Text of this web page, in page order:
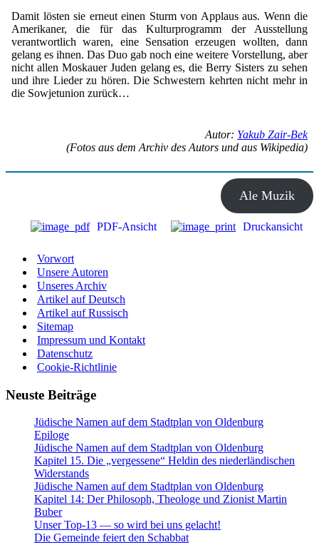
Damit lösten sie erneut einen Sturm von Applaus aus. Wenn die
Amerikaner, die für das Kulturprogramm der Ausstellung
verantwortlich waren, eine Sensation erzeugen wollten, dann
gelang es ihnen. Das Duo gab noch eine weitere Vorstellung, aber
nicht allen Moskauer Juden gelang es, die Berry Sisters zu sehen
und ihre Lieder zu hören. Die Schwestern kehrten nicht mehr in
die Sowjetunion zurück…
Autor: Yakub Zair-Bek
(Fotos aus dem Archiv des Autors und aus Wikipedia)
Ale Muzik
PDF-Ansicht Druckansicht
Vorwort
Unsere Autoren
Unseres Archiv
Artikel auf Deutsch
Artikel auf Russisch
Sitemap
Impressum und Kontakt
Datenschutz
Cookie-Richtlinie
Neuste Beiträge
Jüdische Namen auf dem Stadtplan von Oldenburg
Epiloge
Jüdische Namen auf dem Stadtplan von Oldenburg
Kapitel 15. Die „vergessene“ Heldin des niederländischen
Widerstands
Jüdische Namen auf dem Stadtplan von Oldenburg
Kapitel 14: Der Philosoph, Theologe und Zionist Martin
Buber
Unser Top-13 — so wird bei uns gelacht!
Die Gemeinde feiert den Schabbat